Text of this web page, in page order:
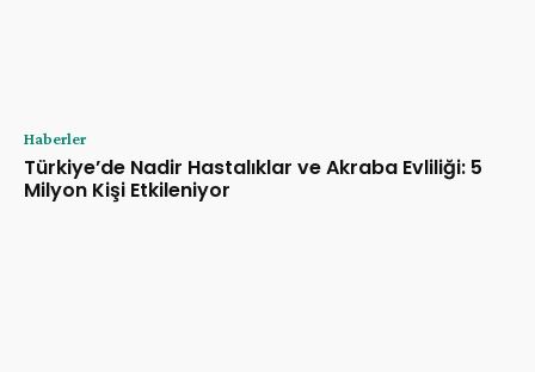
Haberler
Türkiye’de Nadir Hastalıklar ve Akraba Evliliği: 5
Milyon Kişi Etkileniyor